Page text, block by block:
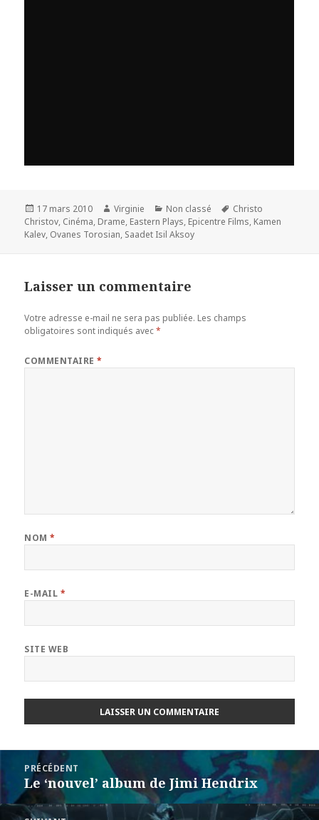
Publié
le
17 mars 2010 Auteur
Virginie Catégories
Non classé
Mots-
clés
Christo
Christov, Cinéma, Drame, Eastern Plays, Epicentre Films, Kamen
Kalev, Ovanes Torosian, Saadet Isil Aksoy
Laisser un commentaire
Votre adresse e-mail ne sera pas publiée. Les champs
obligatoires sont indiqués avec*
COMMENTAIRE*
NOM*
E-MAIL *
SITE WEB
Navigation
l’article
PRÉCÉDENT
Article
précédent :
Le ‘nouvel’ album de Jimi Hendrix